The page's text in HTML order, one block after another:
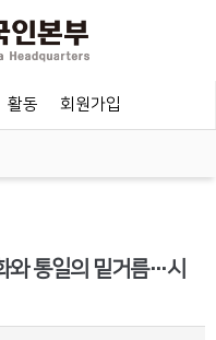
활동 회원가입
와 통일의 밑거름…시